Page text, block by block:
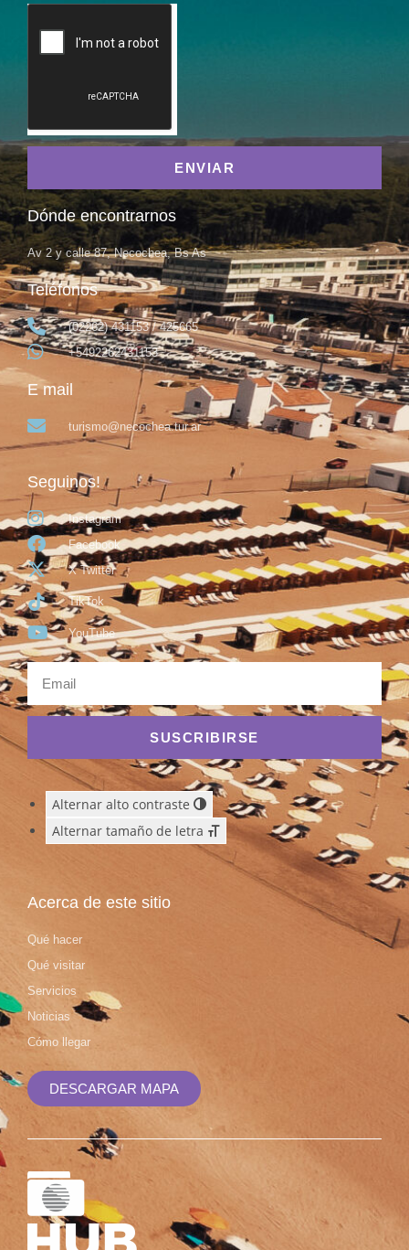
ENVIAR
Dónde encontrarnos
Av 2 y calle 87, Necochea, Bs As
Teléfonos
(02262) 431153 / 425665
+5492262431153
E mail
turismo@necochea.tur.ar
Seguinos!
Instagram
Facebook
X Twitter
TikTok
YouTube
SUSCRIBIRSE
Alternar alto contraste
Alternar tamaño de letra
Acerca de este sitio
Qué hacer
Qué visitar
Servicios
Noticias
Cómo llegar
DESCARGAR MAPA